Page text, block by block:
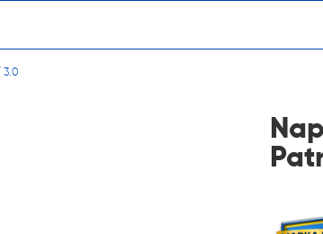
222
RYNKU W
i automatycznych
biegów, reduktorów
3.0